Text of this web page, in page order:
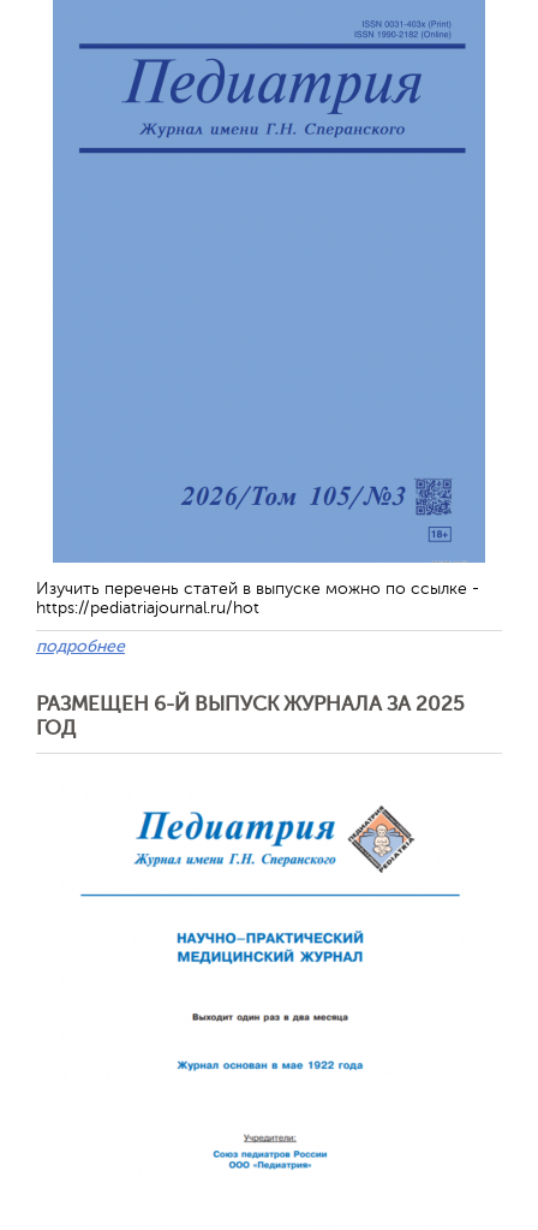
Изучить перечень статей в выпуске можно по ссылке -
https://pediatriajournal.ru/hot
подробнее
РАЗМЕЩЕН 6-Й ВЫПУСК ЖУРНАЛА ЗА 2025
ГОД